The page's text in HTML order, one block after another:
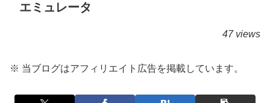
エミュレータ
47 views
※ 当ブログはアフィリエイト広告を掲載しています。